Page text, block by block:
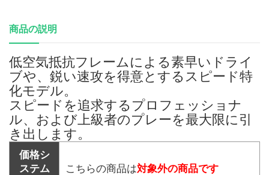
商品の説明
低空気抵抗フレームによる素早いドライ
ブや、鋭い速攻を得意とするスピード特
化モデル。
スピードを追求するプロフェッショナ
ル、および上級者のプレーを最大限に引
き出します。
価格シ
ステム
こちらの商品は対象外の商品です